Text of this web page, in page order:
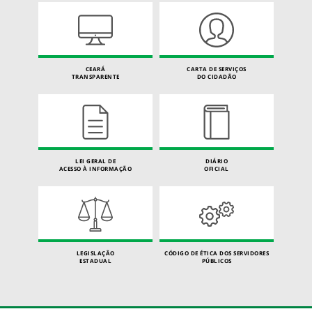
CEARÁ
TRANSPARENTE
CARTA DE SERVIÇOS
DO CIDADÃO
LEI GERAL DE
ACESSO À INFORMAÇÃO
DIÁRIO
OFICIAL
LEGISLAÇÃO
ESTADUAL
CÓDIGO DE ÉTICA DOS SERVIDORES
PÚBLICOS